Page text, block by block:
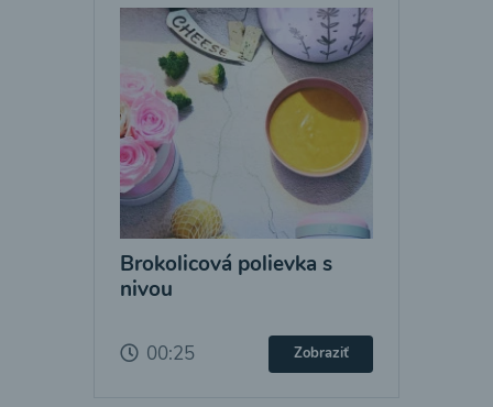
Brokolicová polievka s
nivou
00:25 Zobraziť